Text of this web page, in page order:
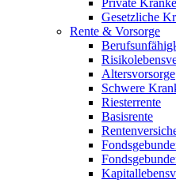
Gesetzliche
Rente & Vorsorge
Altersvorsorge
Schwere
Riesterrente
Basisrente